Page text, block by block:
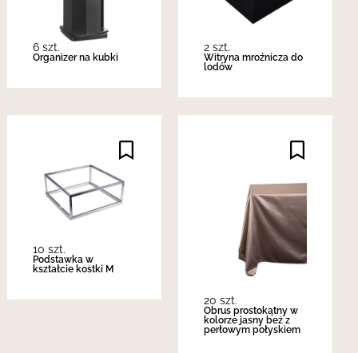
6 szt.
Organizer na kubki
2 szt.
Witryna mroźnicza do
lodów
10 szt.
Podstawka w
kształcie kostki M
20 szt.
Obrus prostokątny w
kolorze jasny beż z
perłowym połyskiem